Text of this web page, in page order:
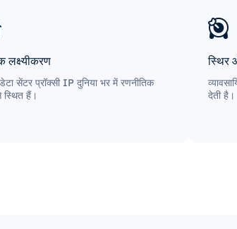
लक्ष्यीकरण
सेंटर प्रॉक्सी IP दुनिया भर में रणनीतिक
हैं।
स्थिर
देती है।